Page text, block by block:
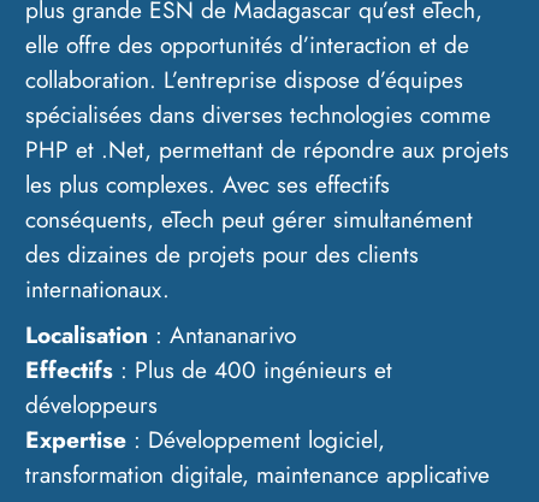
plus grande ESN de Madagascar qu’est eTech,
elle offre des opportunités d’interaction et de
collaboration. L’entreprise dispose d’équipes
spécialisées dans diverses technologies comme
PHP et .Net, permettant de répondre aux projets
les plus complexes. Avec ses effectifs
conséquents, eTech peut gérer simultanément
des dizaines de projets pour des clients
internationaux.
Localisation : Antananarivo
Effectifs : Plus de 400 ingénieurs et
développeurs
Expertise : Développement logiciel,
transformation digitale, maintenance applicative